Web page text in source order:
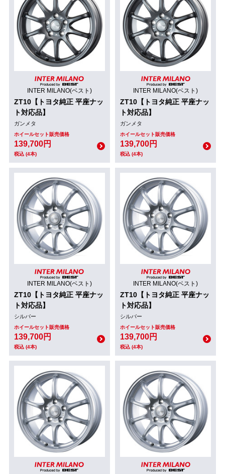
INTER MILANO(ベスト)
ZT10【トヨタ純正 平座ナッ
ト対応品】
ガンメタ
ホイールセット販売価格
139,700円
税込 (4本)
INTER MILANO(ベスト)
ZT10【トヨタ純正 平座ナッ
ト対応品】
ガンメタ
ホイールセット販売価格
139,700円
税込 (4本)
INTER MILANO(ベスト)
ZT10【トヨタ純正 平座ナッ
ト対応品】
シルバー
ホイールセット販売価格
139,700円
税込 (4本)
INTER MILANO(ベスト)
ZT10【トヨタ純正 平座ナッ
ト対応品】
シルバー
ホイールセット販売価格
139,700円
税込 (4本)